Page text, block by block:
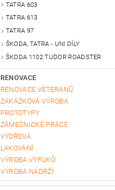
TATRA 603
TATRA 613
TATRA 97
ŠKODA, TATRA - UNI DÍLY
ŠKODA 1102 TUDOR ROADSTER
RENOVACE
RENOVACE VETERÁNŮ
ZAKÁZKOVÁ VÝROBA
PROTOTYPY
ZÁMEČNICKÉ PRÁCE
VÝDŘEVA
LAKOVÁNÍ
VÝROBA VÝFUKŮ
VÝROBA NÁDRŽÍ